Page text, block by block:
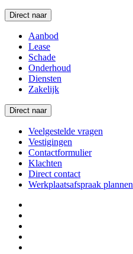
Direct naar
Aanbod
Lease
Schade
Onderhoud
Diensten
Zakelijk
Direct naar
Veelgestelde vragen
Vestigingen
Contactformulier
Klachten
Direct contact
Werkplaatsafspraak plannen